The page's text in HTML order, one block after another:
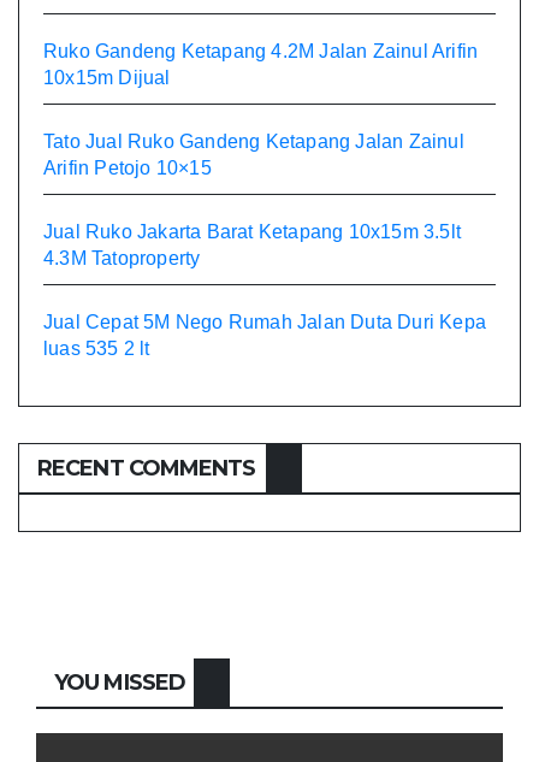
Ruko Gandeng Ketapang 4.2M Jalan Zainul Arifin
10x15m Dijual
Tato Jual Ruko Gandeng Ketapang Jalan Zainul
Arifin Petojo 10×15
Jual Ruko Jakarta Barat Ketapang 10x15m 3.5lt
4.3M Tatoproperty
Jual Cepat 5M Nego Rumah Jalan Duta Duri Kepa
luas 535 2 lt
RECENT COMMENTS
YOU MISSED